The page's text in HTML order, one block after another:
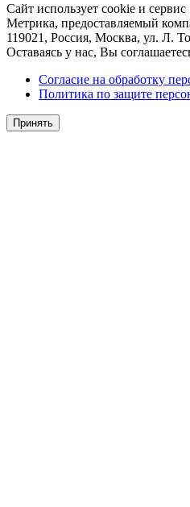
Сайт использует cookie и
Метрика, предоставляемый
119021, Россия, Москва, ул. Л.
Оставаясь у нас, Вы
Согласие на обработку
Политика по защите
Принять